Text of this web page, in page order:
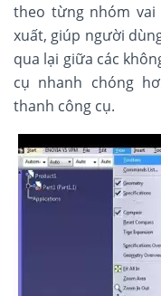
theo từng nhóm
xuất, giúp người
qua lại giữa các
cụ nhanh chóng
thanh công cụ.